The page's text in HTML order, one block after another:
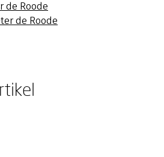
de Roode
de Roode